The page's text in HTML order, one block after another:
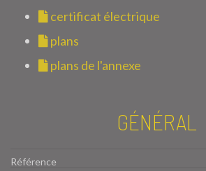
certificat électrique
plans
plans de l'annexe
GÉNÉRAL
Référence